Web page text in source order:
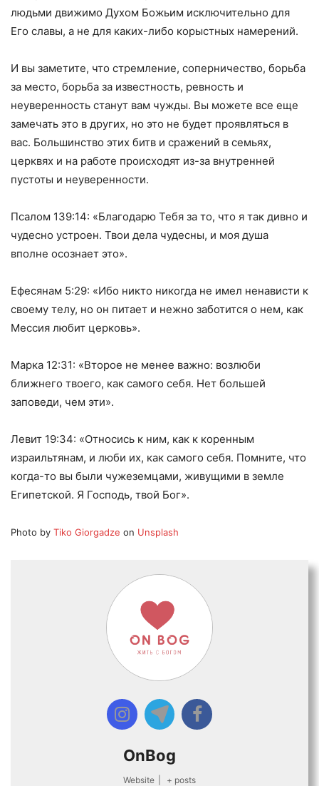
людьми движимо Духом Божьим исключительно для
Его славы, а не для каких-либо корыстных намерений.
И вы заметите, что стремление, соперничество, борьба
за место, борьба за известность, ревность и
неуверенность станут вам чужды. Вы можете все еще
замечать это в других, но это не будет проявляться в
вас. Большинство этих битв и сражений в семьях,
церквях и на работе происходят из-за внутренней
пустоты и неуверенности.
Псалом 139:14: «Благодарю Тебя за то, что я так дивно и
чудесно устроен. Твои дела чудесны, и моя душа
вполне осознает это».
Ефесянам 5:29: «Ибо никто никогда не имел ненависти к
своему телу, но он питает и нежно заботится о нем, как
Мессия любит церковь».
Марка 12:31: «Второе не менее важно: возлюби
ближнего твоего, как самого себя. Нет большей
заповеди, чем эти».
Левит 19:34: «Относись к ним, как к коренным
израильтянам, и люби их, как самого себя. Помните, что
когда-то вы были чужеземцами, живущими в земле
Египетской. Я Господь, твой Бог».
Photo by Tiko Giorgadze on Unsplash
OnBog
Website + posts